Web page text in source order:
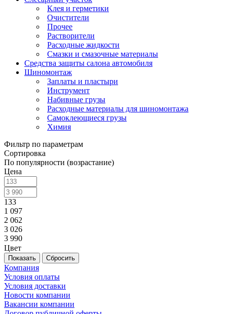
Клея и герметики
Очистители
Прочее
Растворители
Расходные жидкости
Смазки и смазочные материалы
Средства защиты салона автомобиля
Шиномонтаж
Заплаты и пластыри
Инструмент
Набивные грузы
Расходные материалы для шиномонтажа
Самоклеющиеся грузы
Химия
Фильтр по параметрам
Сортировка
По популярности (возрастание)
Цена
133
1 097
2 062
3 026
3 990
Цвет
Сбросить
Компания
Условия оплаты
Условия доставки
Новости компании
Вакансии компании